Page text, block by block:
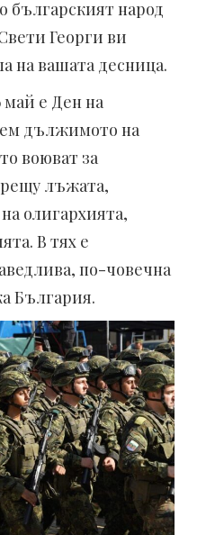
българският народ
Георги ви
на вашата десница.
май е Ден на
дължимото на
воюват за
лъжата,
олигархията,
В тях е
по-човечна
България.